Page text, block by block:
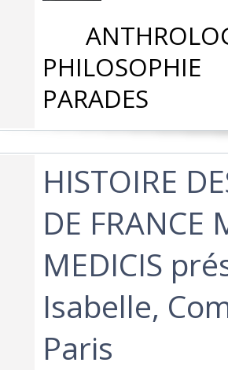
PHILOSOPHIE
PARADES‎
‎HISTOIRE
DE FRANCE
MEDICIS
Isabelle,
Paris ‎